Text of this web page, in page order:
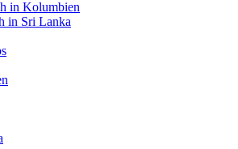
in Kolumbien
in Sri Lanka